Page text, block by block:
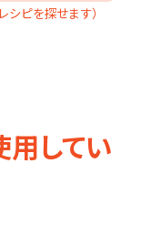
シピを探せます）
用してい